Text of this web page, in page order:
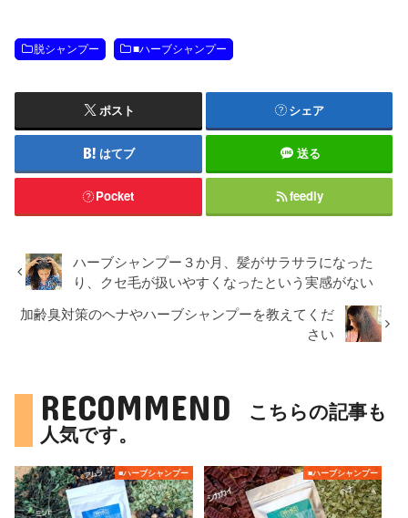
脱シャンプー ■ハーブシャンプー
ポスト シェア
はてブ 送る
Pocket feedly
ハーブシャンプー３か月、髪がサラサラになった
り、クセ毛が扱いやすくなったという実感がない
加齢臭対策のヘナやハーブシャンプーを教えてくだ
さい
RECOMMEND
こちらの記事も
人気です。
■ハーブシャンプー ■ハーブシャンプー